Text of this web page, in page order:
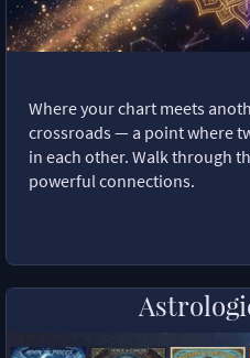
Where your chart meets
crossroads — a point where
in each other. Walk through
powerful connections.